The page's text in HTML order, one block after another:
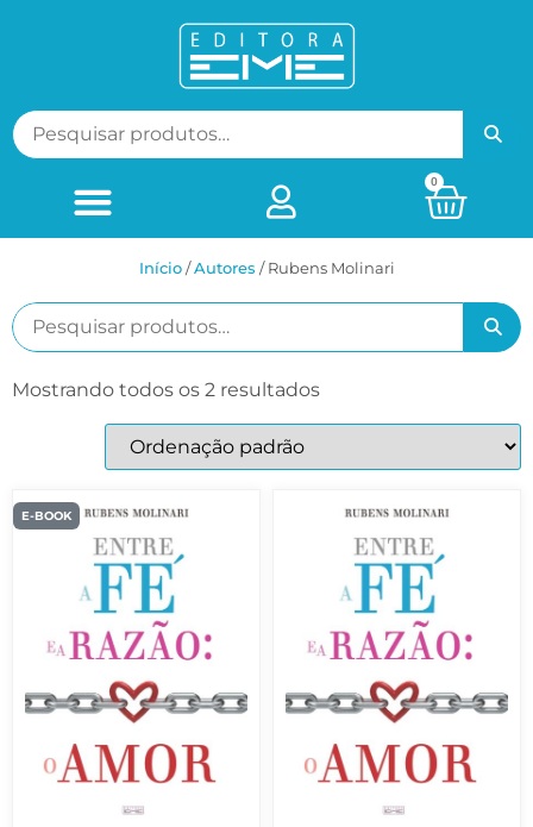
0
Início/ㅤAutores / Rubens Molinari
Mostrando todos os 2 resultados
E-BOOK